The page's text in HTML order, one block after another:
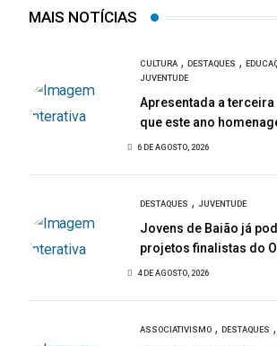
MAIS NOTÍCIAS
CULTURA , DESTAQUES ,
JUVENTUDE
Apresentada a
que este ano
Almeida
6 DE AGOSTO, 2026
DESTAQUES , JUVENTUDE
Jovens de Baião já
projetos finalistas do
Participativo Jovem
4 DE AGOSTO, 2026
ASSOCIATIVISMO , DESTAQUES ,